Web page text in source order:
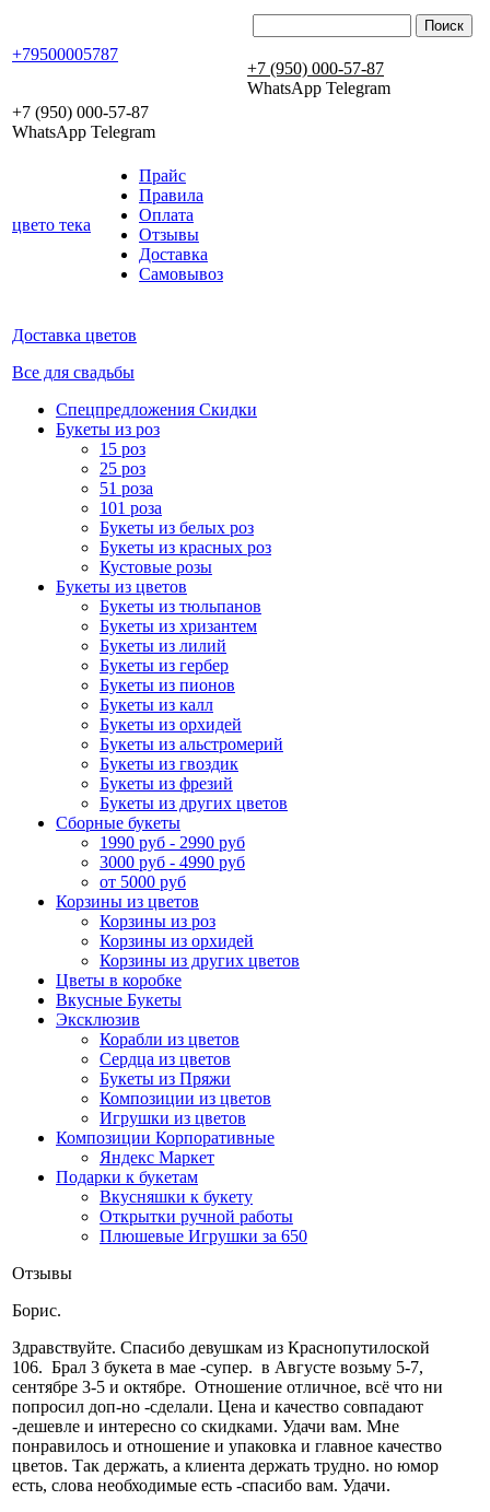
+79500005787
+7 (950) 000-57-87
WhatsApp Telegram
+7 (950) 000-57-87
WhatsApp Telegram
цвето тека
Прайс
Правила
Оплата
Отзывы
Доставка
Самовывоз
Доставка цветов
Все для свадьбы
Спецпредложения Скидки
Букеты из роз
15 роз
25 роз
51 роза
101 роза
Букеты из белых роз
Букеты из красных роз
Кустовые розы
Букеты из цветов
Букеты из тюльпанов
Букеты из хризантем
Букеты из лилий
Букеты из гербер
Букеты из пионов
Букеты из калл
Букеты из орхидей
Букеты из альстромерий
Букеты из гвоздик
Букеты из фрезий
Букеты из других цветов
Сборные букеты
1990 руб - 2990 руб
3000 руб - 4990 руб
от 5000 руб
Корзины из цветов
Корзины из роз
Корзины из орхидей
Корзины из других цветов
Цветы в коробке
Вкусные Букеты
Эксклюзив
Корабли из цветов
Сердца из цветов
Букеты из Пряжи
Композиции из цветов
Игрушки из цветов
Композиции Корпоративные
Яндекс Маркет
Подарки к букетам
Вкусняшки к букету
Открытки ручной работы
Плюшевые Игрушки за 650
Отзывы
Борис.
Здравствуйте. Cпасибо девушкам из Краснопутилоской
106. Брал 3 букета в мае -супер. в Августе возьму 5-7,
сентябре 3-5 и октябре. Отношение отличное, всё что ни
попросил доп-но -сделали. Цена и качество совпадают
-дешевле и интересно со скидками. Удачи вам. Мне
понравилось и отношение и упаковка и главное качество
цветов. Так держать, а клиента держать трудно. но юмор
есть, слова необходимые есть -спасибо вам. Удачи.